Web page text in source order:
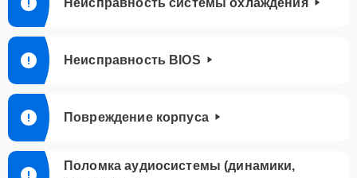
Неисправность системы охлаждения
Неисправность BIOS
Повреждение корпуса
Поломка аудиосистемы (динамики,